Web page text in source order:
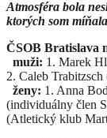
Atmosféra bola
ktorých som
ČSOB Bratislava
muži: 1. Marek
2. Caleb
ženy: 1. Anna
(individuálny člen
(Atletický klub